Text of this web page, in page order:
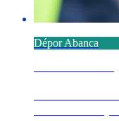
Dépor Abanca